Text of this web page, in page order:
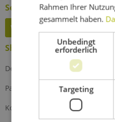
Service Hotline
Widerruf erklären
Shop Service
Defektes Produkt
Partnerprogramm
Kontakt
Rahmen Ihrer
gesammelt haben.
Unbedingt
erforderlich
Targeting